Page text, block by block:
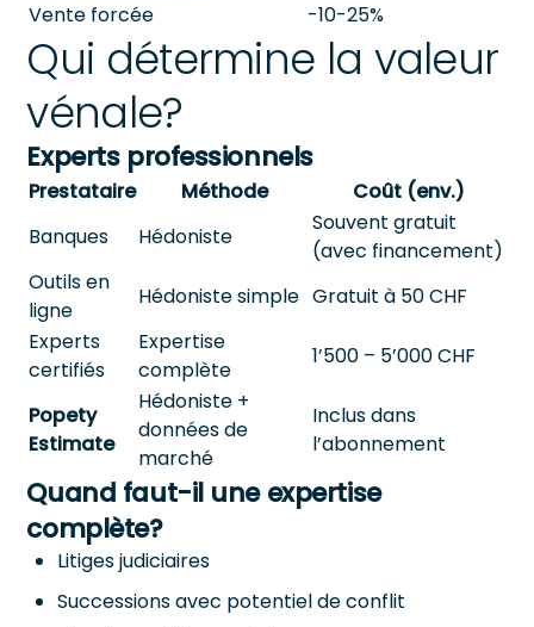
Vente forcée
-10-25%
Qui détermine la valeur
vénale?
Experts professionnels
Prestataire Méthode
Coût (env.)
Banques
Hédoniste
Souvent gratuit
(avec financement)
Outils en
ligne
Hédoniste simple Gratuit à 50 CHF
Experts
certifiés
Expertise
complète
1’500 – 5’000 CHF
Popety
Estimate
Hédoniste +
données de
marché
Inclus dans
l’abonnement
Quand faut-il une expertise
complète?
Litiges judiciaires
Successions avec potentiel de conflit